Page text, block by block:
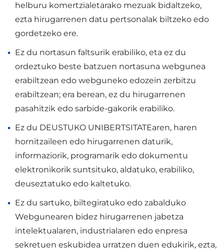
helburu komertzialetarako mezuak bidaltzeko,
ezta hirugarrenen datu pertsonalak biltzeko edo
gordetzeko ere.
Ez du nortasun faltsurik erabiliko, eta ez du
ordeztuko beste batzuen nortasuna webgunea
erabiltzean edo webguneko edozein zerbitzu
erabiltzean; era berean, ez du hirugarrenen
pasahitzik edo sarbide-gakorik erabiliko.
Ez du DEUSTUKO UNIBERTSITATEaren, haren
hornitzaileen edo hirugarrenen daturik,
informaziorik, programarik edo dokumentu
elektronikorik suntsituko, aldatuko, erabiliko,
deuseztatuko edo kaltetuko.
Ez du sartuko, biltegiratuko edo zabalduko
Webgunearen bidez hirugarrenen jabetza
intelektualaren, industrialaren edo enpresa
sekretuen eskubidea urratzen duen edukirik, ezta,